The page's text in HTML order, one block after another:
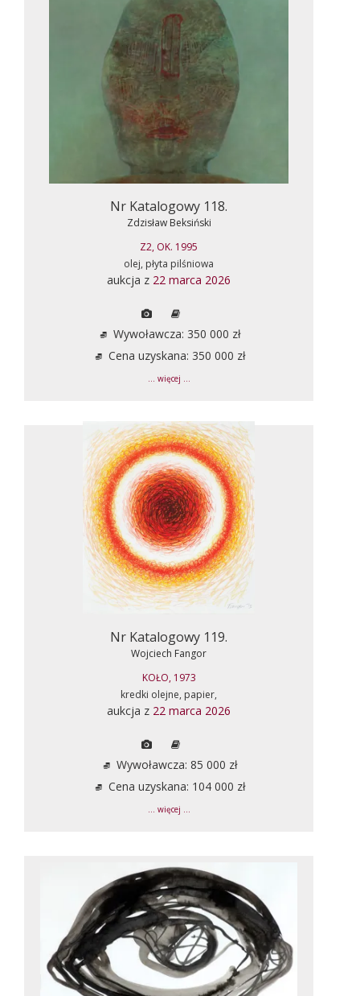
Nr Katalogowy 118.
Zdzisław Beksiński
Z2, OK. 1995
olej, płyta pilśniowa
aukcja z 22 marca 2026
Wywoławcza: 350 000 zł
Cena uzyskana: 350 000 zł
... więcej ...
Nr Katalogowy 119.
Wojciech Fangor
KOŁO, 1973
kredki olejne, papier,
aukcja z 22 marca 2026
Wywoławcza: 85 000 zł
Cena uzyskana: 104 000 zł
... więcej ...